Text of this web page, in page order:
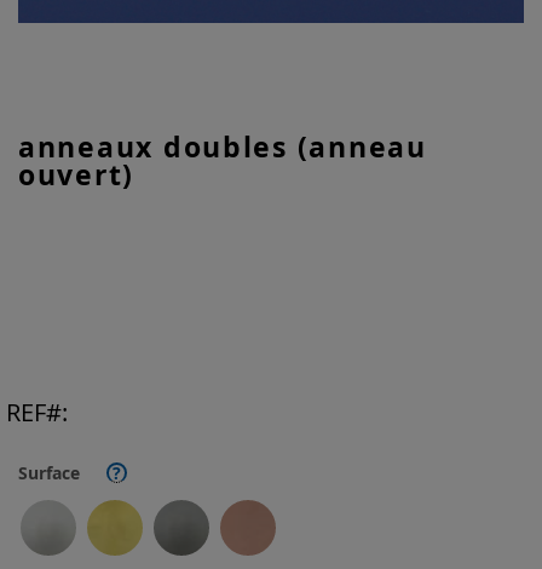
anneaux doubles (anneau
ouvert)
Surface ?
REF
to
the
beginning